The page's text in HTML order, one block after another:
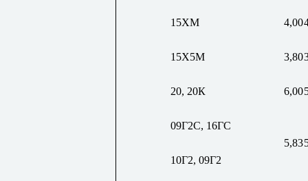
15ХМ 4,00
15Х5М 3,80
20, 20К 6,00
09Г2С, 16ГС
5,83
10Г2, 09Г2